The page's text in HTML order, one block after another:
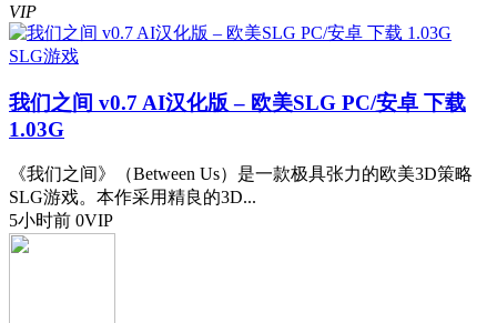
VIP
SLG游戏
我们之间 v0.7 AI汉化版 – 欧美SLG PC/安卓 下载
1.03G
《我们之间》（Between Us）是一款极具张力的欧美3D策略
SLG游戏。本作采用精良的3D...
5小时前 0VIP